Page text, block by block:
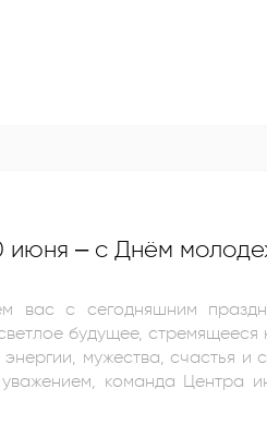
июня – с Днём
вас с сегодняшним